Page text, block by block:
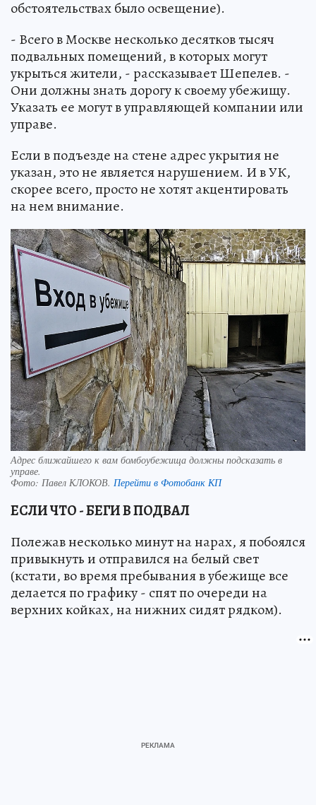
обстоятельствах было освещение).
- Всего в Москве несколько десятков тысяч
подвальных помещений, в которых могут
укрыться жители, - рассказывает Шепелев. -
Они должны знать дорогу к своему убежищу.
Указать ее могут в управляющей компании или
управе.
Если в подъезде на стене адрес укрытия не
указан, это не является нарушением. И в УК,
скорее всего, просто не хотят акцентировать
на нем внимание.
Адрес ближайшего к вам бомбоубежища должны подсказать в
управе.
Фото: Павел КЛОКОВ. Перейти в Фотобанк КП
ЕСЛИ ЧТО - БЕГИ В ПОДВАЛ
Полежав несколько минут на нарах, я побоялся
привыкнуть и отправился на белый свет
(кстати, во время пребывания в убежище все
делается по графику - спят по очереди на
верхних койках, на нижних сидят рядком).